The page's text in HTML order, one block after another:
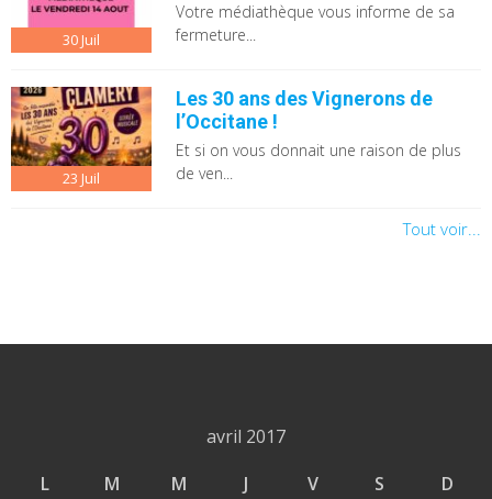
30Juil
Votre médiathèque vous informe de sa
fermeture...
23 Juil
Les 30 ans des Vignerons de
l’Occitane !
Et si on vous donnait une raison de plus
de ven...
Tout voir...
avril 2017
L
M M J V S
D